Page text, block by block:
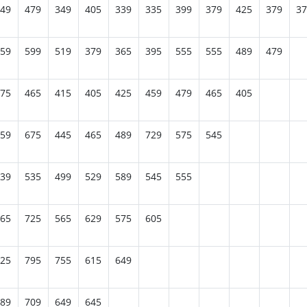
479 349 405 339 335 399 379 425 379
599 519 379 365 395 555 555 489 479
465 415 405 425 459 479 465 405
675 445 465 489 729 575 545
535 499 529 589 545 555
725 565 629 575 605
795 755 615 649
709 649 645